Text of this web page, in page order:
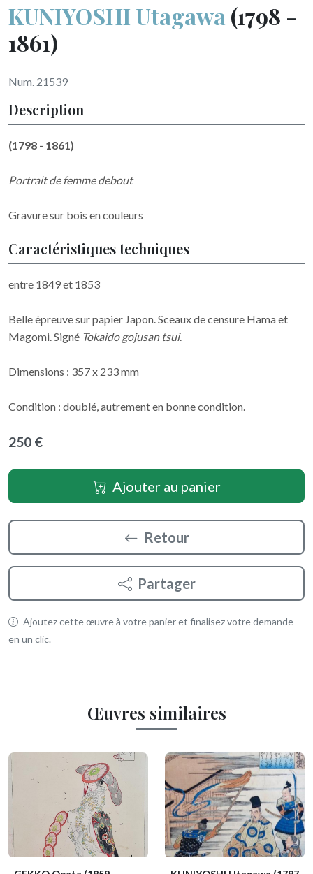
KUNIYOSHI Utagawa(1798 -
1861)
Num. 21539
Description
(1798 - 1861)
Portrait de femme debout
Gravure sur bois en couleurs
Caractéristiques techniques
entre 1849 et 1853
Belle épreuve sur papier Japon. Sceaux de censure Hama et
Magomi. Signé Tokaido gojusan tsui.
Dimensions : 357 x 233 mm
Condition : doublé, autrement en bonne condition.
250 €
Ajouter au panier
Retour
Partager
Ajoutez cette œuvre à votre panier et finalisez votre demande
en un clic.
Œuvres similaires